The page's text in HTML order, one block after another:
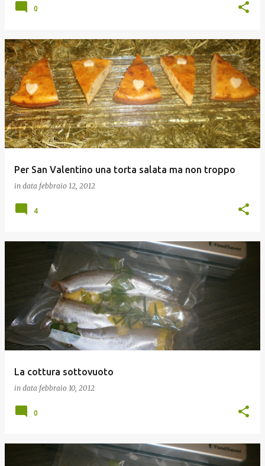
0
Per San Valentino una torta salata ma non troppo
in data febbraio 12, 2012
4
La cottura sottovuoto
in data febbraio 10, 2012
0